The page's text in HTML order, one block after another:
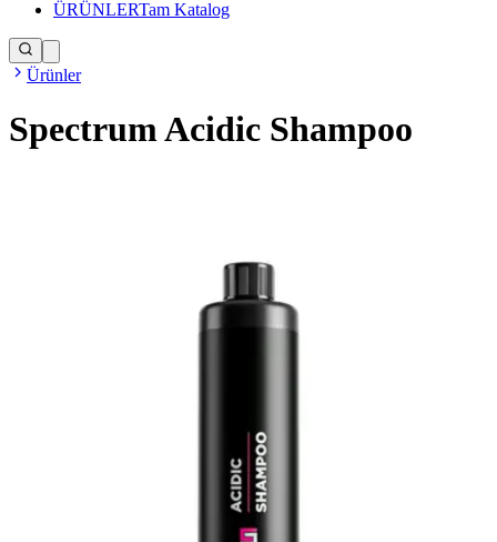
ÜRÜNLERTam Katalog
Ürünler
Spectrum Acidic Shampoo